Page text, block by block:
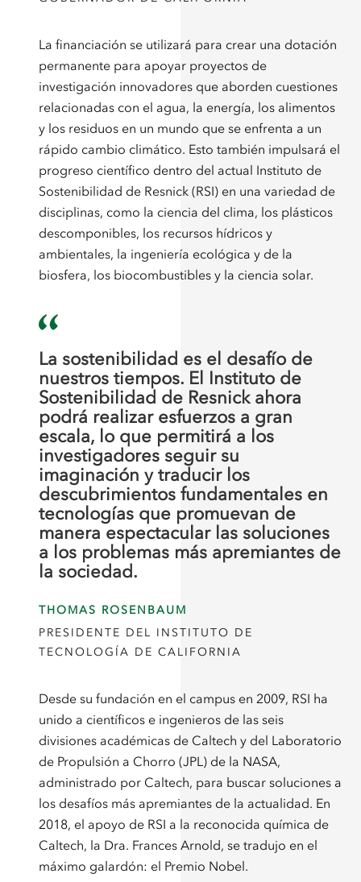
La financiación se utilizará para crear una dotación
permanente para apoyar proyectos de
investigación innovadores que aborden cuestiones
relacionadas con el agua, la energía, los alimentos
y los residuos en un mundo que se enfrenta a un
rápido cambio climático. Esto también impulsará el
progreso científico dentro del actual Instituto de
Sostenibilidad de Resnick (RSI) en una variedad de
disciplinas, como la ciencia del clima, los plásticos
descomponibles, los recursos hídricos y
ambientales, la ingeniería ecológica y de la
biosfera, los biocombustibles y la ciencia solar.
La sostenibilidad es el desafío de
nuestros tiempos. El Instituto de
Sostenibilidad de Resnick ahora
podrá realizar esfuerzos a gran
escala, lo que permitirá a los
investigadores seguir su
imaginación y traducir los
descubrimientos fundamentales en
tecnologías que promuevan de
manera espectacular las soluciones
a los problemas más apremiantes de
la sociedad.
THOMAS ROSENBAUM
PRESIDENTE DEL INSTITUTO DE
TECNOLOGÍA DE CALIFORNIA
Desde su fundación en el campus en 2009, RSI ha
unido a científicos e ingenieros de las seis
divisiones académicas de Caltech y del Laboratorio
de Propulsión a Chorro (JPL) de la NASA,
administrado por Caltech, para buscar soluciones a
los desafíos más apremiantes de la actualidad. En
2018, el apoyo de RSI a la reconocida química de
Caltech, la Dra. Frances Arnold, se tradujo en el
máximo galardón: el Premio Nobel.